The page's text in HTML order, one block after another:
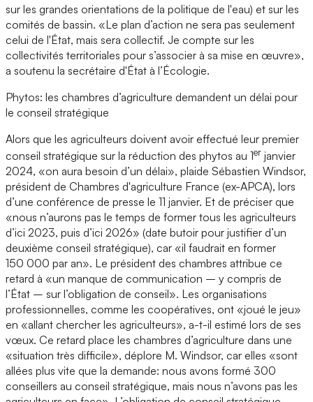
sur les grandes orientations de la politique de l'eau) et sur les
comités de bassin. «Le plan d’action ne sera pas seulement
celui de l'État, mais sera collectif. Je compte sur les
collectivités territoriales pour s’associer à sa mise en œuvre»,
a soutenu la secrétaire d'État à l’Écologie.
Phytos: les chambres d’agriculture demandent un délai pour
le conseil stratégique
Alors que les agriculteurs doivent avoir effectué leur premier
conseil stratégique sur la réduction des phytos au 1er janvier
2024, «on aura besoin d’un délai», plaide Sébastien Windsor,
président de Chambres d'agriculture France (ex-APCA), lors
d’une conférence de presse le 11 janvier. Et de préciser que
«nous n’aurons pas le temps de former tous les agriculteurs
d’ici 2023, puis d’ici 2026» (date butoir pour justifier d’un
deuxième conseil stratégique), car «il faudrait en former
150 000 par an». Le président des chambres attribue ce
retard à «un manque de communication – y compris de
l’État – sur l’obligation de conseil». Les organisations
professionnelles, comme les coopératives, ont «joué le jeu»
en «allant chercher les agriculteurs», a-t-il estimé lors de ses
vœux. Ce retard place les chambres d’agriculture dans une
«situation très difficile», déplore M. Windsor, car elles «sont
allées plus vite que la demande: nous avons formé 300
conseillers au conseil stratégique, mais nous n’avons pas les